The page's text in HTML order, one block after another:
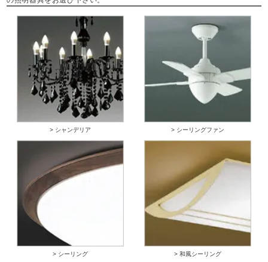
> シャンデリア > シーリングファン
> シーリング > 和風シーリング